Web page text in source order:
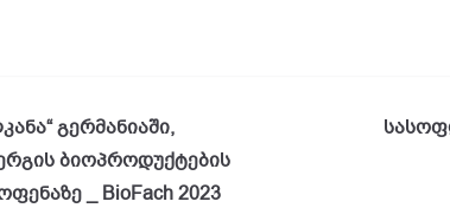
გერმანიაში,
ბიოპროდუქტების
_ BioFach 2023